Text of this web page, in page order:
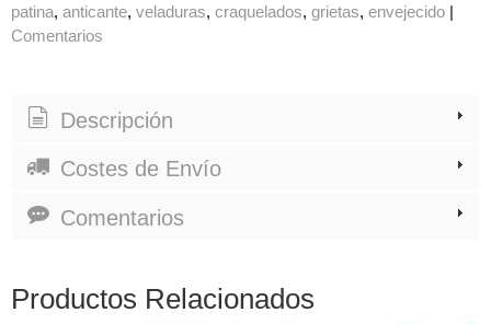
patina anticante veladuras craquelados grietas envejecido
Comentarios
Descripción
Costes de Envío
Comentarios
Productos Relacionados